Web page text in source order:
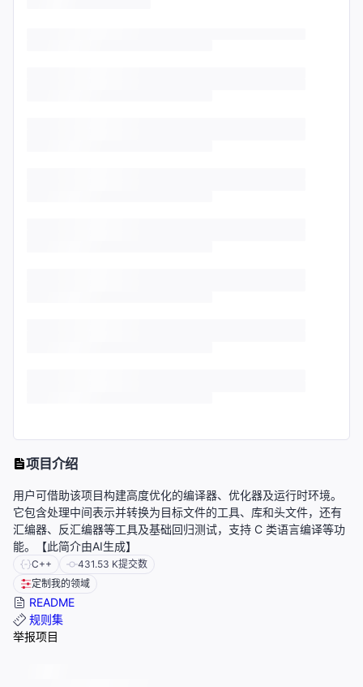
项目介绍
用户可借助该项目构建高度优化的编译器、优化器及运行时环境。
它包含处理中间表示并转换为目标文件的工具、库和头文件，还有
汇编器、反汇编器等工具及基础回归测试，支持 C 类语言编译等功
能。【此简介由AI生成】
C++ 431.53 K提交数
定制我的领域
README
规则集
举报项目